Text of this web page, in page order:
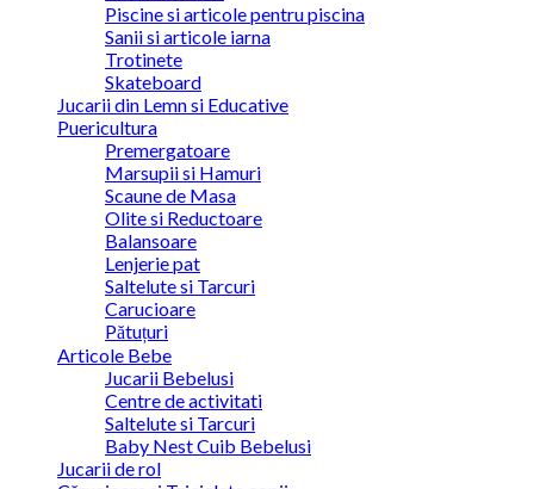
Piscine si articole pentru piscina
Sanii si articole iarna
Trotinete
Skateboard
Jucarii din Lemn si Educative
Puericultura
Premergatoare
Marsupii si Hamuri
Scaune de Masa
Olite si Reductoare
Balansoare
Lenjerie pat
Saltelute si Tarcuri
Carucioare
Pătuțuri
Articole Bebe
Jucarii Bebelusi
Centre de activitati
Saltelute si Tarcuri
Baby Nest Cuib Bebelusi
Jucarii de rol